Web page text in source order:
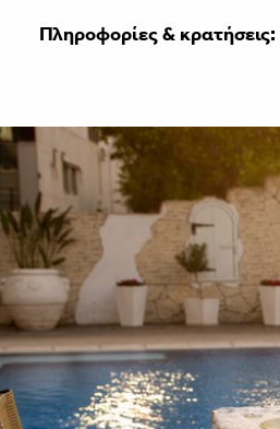
Πληροφορίες & κρατήσεις: